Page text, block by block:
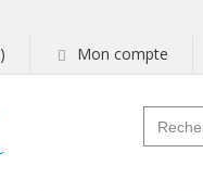
Mon compte